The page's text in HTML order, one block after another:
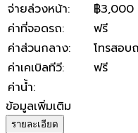
จ่ายล่วงหน้า:
฿3,000
ค่าที่จอดรถ:
ฟรี
ค่าส่วนกลาง:
โทรสอบ
ค่าเคเบิลทีวี:
ฟรี
ค่าน้ำ:
ข้อมูลเพิ่มเติม
รายละเอียด